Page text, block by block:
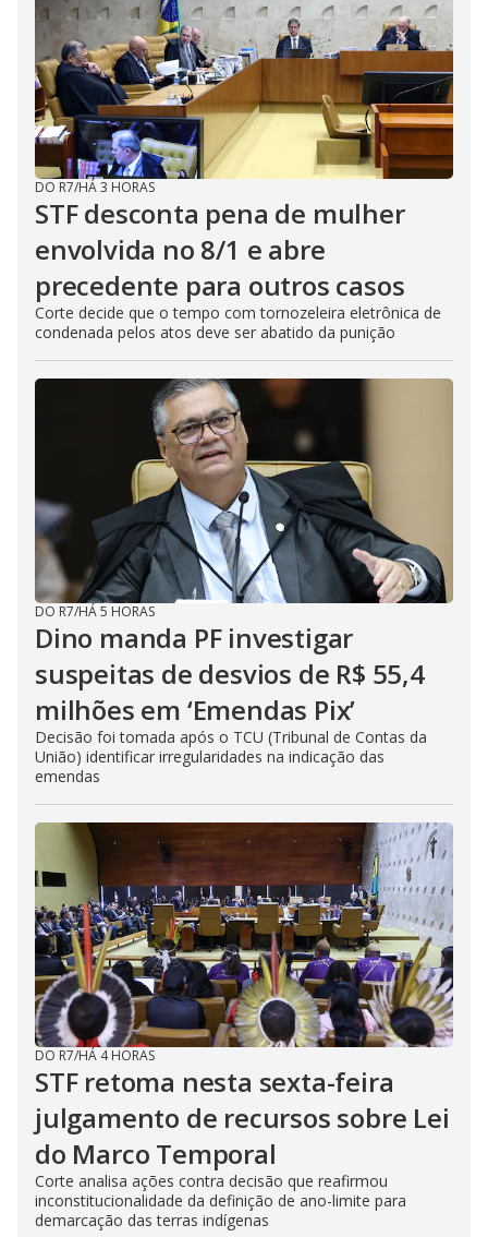
DO R7/HÁ 3 HORAS
STF desconta pena de mulher
envolvida no 8/1 e abre
precedente para outros casos
Corte decide que o tempo com tornozeleira eletrônica de
condenada pelos atos deve ser abatido da punição
DO R7/HÁ 5 HORAS
Dino manda PF investigar
suspeitas de desvios de R$ 55,4
milhões em ‘Emendas Pix’
Decisão foi tomada após o TCU (Tribunal de Contas da
União) identificar irregularidades na indicação das
emendas
DO R7/HÁ 4 HORAS
STF retoma nesta sexta-feira
julgamento de recursos sobre Lei
do Marco Temporal
Corte analisa ações contra decisão que reafirmou
inconstitucionalidade da definição de ano-limite para
demarcação das terras indígenas